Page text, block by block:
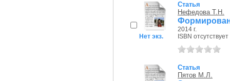
Нет экз.
Статья
Нефедова Т.Н.
2014 г.
ISBN отсутствует
Статья
Пятов М.Л.